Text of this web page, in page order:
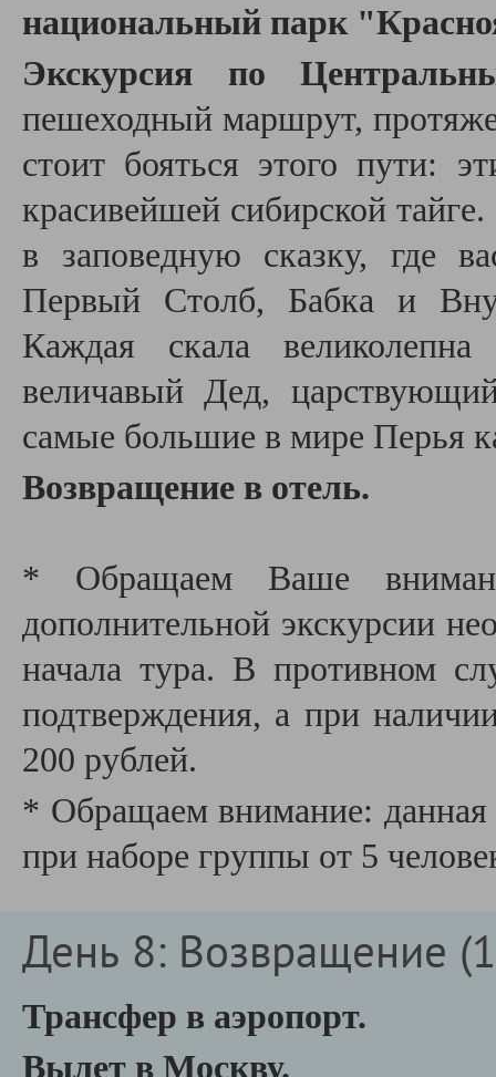
национальный парк "
Экскурсия по
пешеходный маршрут,
стоит бояться этого пути:
красивейшей сибирской
в заповедную сказку, где
Первый Столб, Бабка и
Каждая скала
величавый Дед,
самые большие в мире Перья
Возвращение в отель.
* Обращаем Ваше
дополнительной экскурсии
начала тура. В противном
подтверждения, а при
200 рублей.
* Обращаем внимание: данная
при наборе группы от 5
День 8: Возвращение
Трансфер в аэропорт.
Вылет в Москву.